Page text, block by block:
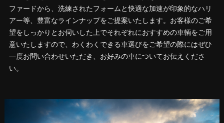
ファードから、洗練されたフォームと快適な加速が印象的なハリ
アー等、豊富なラインナップをご提案いたします。お客様のご希
望をしっかりとお伺いした上でそれぞれにおすすめの車輌をご用
意いたしますので、わくわくできる車選びをご希望の際にはぜひ
一度お問い合わせいただき、お好みの車についてお伝えくださ
い。